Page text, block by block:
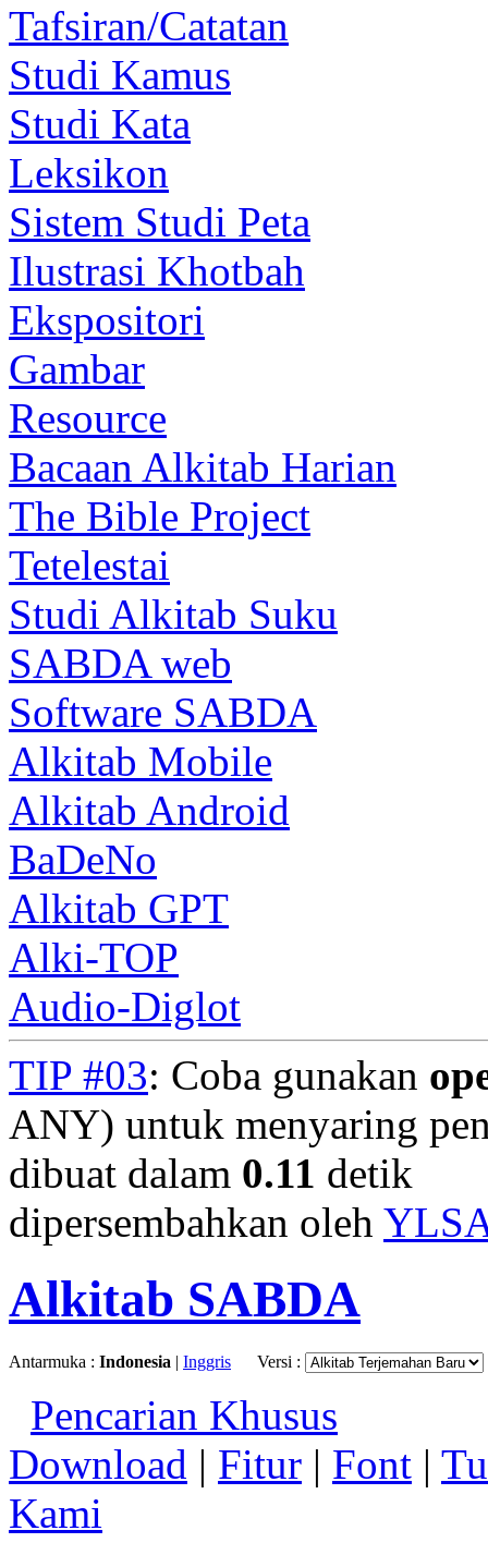
Tafsiran/Catatan
Studi Kamus
Studi Kata
Leksikon
Sistem Studi Peta
Ilustrasi Khotbah
Ekspositori
Gambar
Resource
Bacaan Alkitab Harian
The Bible Project
Tetelestai
Studi Alkitab Suku
SABDA web
Software SABDA
Alkitab Mobile
Alkitab Android
BaDeNo
Alkitab GPT
Alki-TOP
Audio-Diglot
TIP #03: Coba gunakan
ANY) untuk menyaring
dibuat dalam 0.11 detik
dipersembahkan oleh
Alkitab SABDA
Antarmuka : Indonesia | Inggris Versi :
Pencarian Khusus
Download | Fitur | Font |
Kami